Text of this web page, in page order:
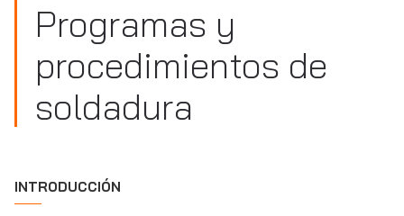
Programas y
procedimientos de
soldadura
INTRODUCCIÓN